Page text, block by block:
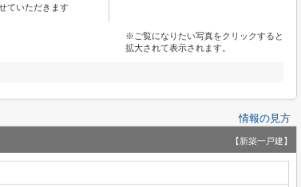
ていただきます
※ご覧になりたい写真をクリックすると
拡大されて表示されます。
情報の見方
【新築一戸建】